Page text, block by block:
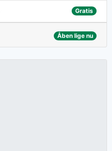
Gratis
Åben lige nu